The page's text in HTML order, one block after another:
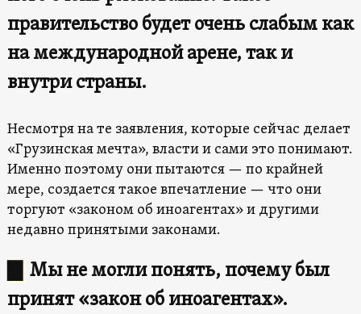
правительство будет очень слабым как
на международной арене, так и
внутри страны.
Несмотря на те заявления, которые сейчас делает
«Грузинская мечта», власти и сами это понимают.
Именно поэтому они пытаются — по крайней
мере, создается такое впечатление — что они
торгуют «законом об иноагентах» и другими
недавно принятыми законами.
Мы не могли понять, почему был
принят «закон об иноагентах».